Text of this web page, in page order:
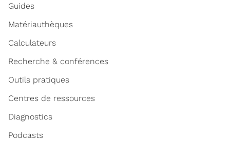
Guides
Matériauthèques
Calculateurs
Recherche & conférences
Outils pratiques
Centres de ressources
Diagnostics
Podcasts